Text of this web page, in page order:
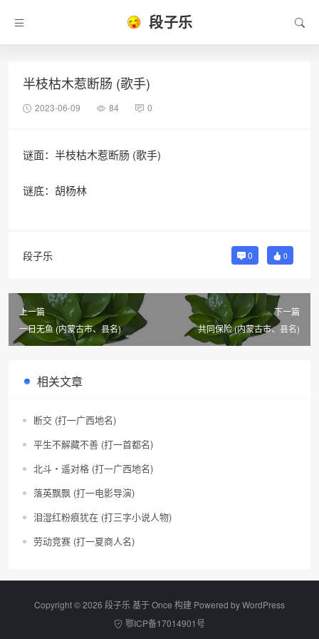
段子乐
半枝枯木惹断肠 (歌手)
2023-06-09 84 0
谜面：半枝枯木惹断肠 (歌手)
谜底：胡杨林
段子乐 0 0
上一篇
一日无鱼 (内蒙古市、县名)
下一篇
共同保险 (内蒙古市、县名)
相关文章
断交 (打一广西地名)
平生不解藏不善 (打一首都名)
北斗・遥对格 (打一广西地名)
落英飘飘 (打一电影导演)
泪湿红粉痕犹在 (打三字小说人物)
劳动竞赛 (打一夏商人名)
Copyright © 2026 段子乐 基于 Once 构建 Powered byWordPress
鄂ICP备17014901号